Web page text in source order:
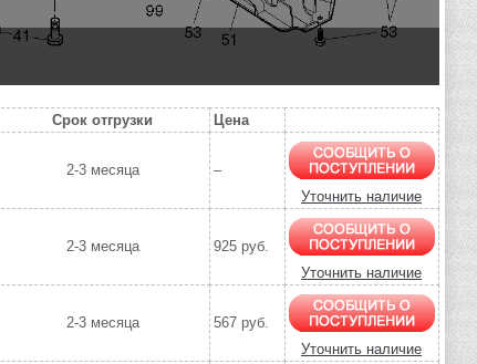
Срок отгрузки Цена
2-3 месяца
–
Уточнить наличие
2-3 месяца
925 руб.
Уточнить наличие
2-3 месяца
567 руб.
Уточнить наличие